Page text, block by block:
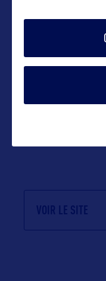
VOIR LE SITE